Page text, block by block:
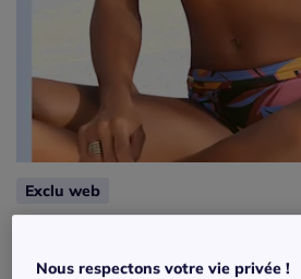
Exclu web
feuilles abstrait
Nous respectons votre vie privée !